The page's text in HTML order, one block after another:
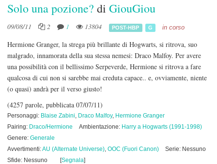
Solo una pozione? di GiouGiou
09/08/11 2 1 13804 POST-HBP G in corso
Hermione Granger, la strega più brillante di Hogwarts, si ritrova, suo
malgrado, innamorata della sua stessa nemesi: Draco Malfoy. Per avere
una possibilità con il bellissimo Serpeverde, Hermione si ritrova a fare
qualcosa di cui non si sarebbe mai creduta capace.. e, ovviamente, niente
(o quasi) andrà per il verso giusto!
(4257 parole, pubblicata 07/07/11)
Personaggi: Blaise Zabini, Draco Malfoy, Hermione Granger
Pairing: Draco/Hermione Ambientazione: Harry a Hogwarts (1991-1998)
Genere: Generale
Avvertimenti:AU (Alternate Universe), OOC (Fuori Canon)
Serie: Nessuno
Sfide: Nessuno
[Segnala]